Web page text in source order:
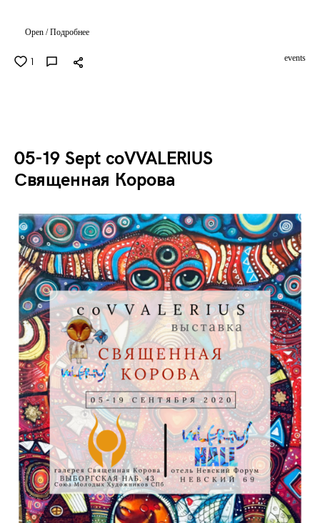
Open / Подробнее
1 events
05-19 Sept coVVALERIUS
Священная Корова